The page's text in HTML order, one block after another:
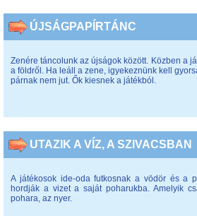
ÚJSÁGPAPÍRTÁNC
Zenére táncolunk az újságok között. Közben a
a földről. Ha leáll a zene, igyekeznünk kell
párnak nem jut. Ők kiesnek a játékból.
UTAZIK A VÍZ, A SZIVACSBAN
A játékosok ide-oda futkosnak a vödör és a
hordják a vizet a saját poharukba. Amelyik
pohara, az nyer.